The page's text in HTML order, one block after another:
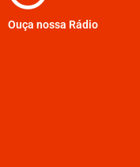
Ouça nossa Rádio